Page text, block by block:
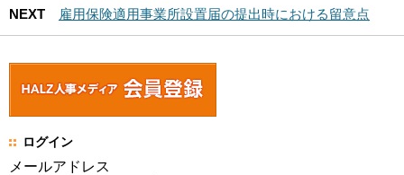
NEXT
雇用保険適用事業所設置届の提出時における留意点
ログイン
メールアドレス